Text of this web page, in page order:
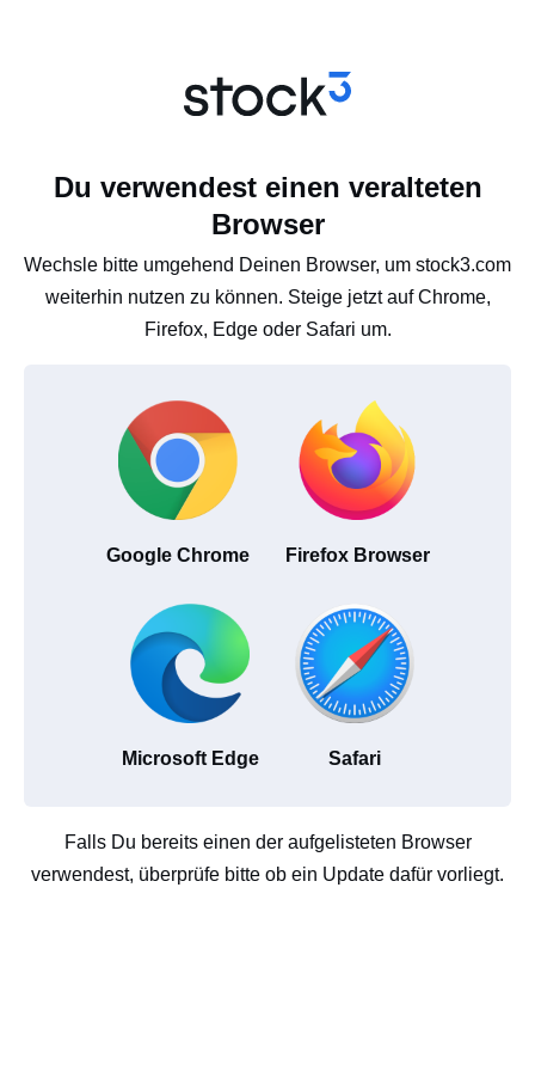
Du verwendest einen veralteten
Browser
Wechsle bitte umgehend Deinen Browser, um stock3.com
weiterhin nutzen zu können. Steige jetzt auf Chrome,
Firefox, Edge oder Safari um.
Google Chrome Firefox Browser
Microsoft Edge Safari
Falls Du bereits einen der aufgelisteten Browser
verwendest, überprüfe bitte ob ein Update dafür vorliegt.